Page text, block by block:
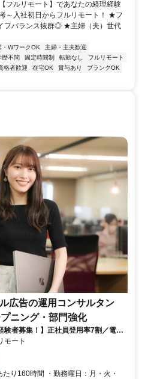
フルリモート】であなたの経理経験
～入社初日からフルリモート！ ★フ
フバランス抜群◎ ★主婦（夫）世代
・WワークOK
主婦・主夫歓迎
歴不問 固定時間制 転勤なし
フルリモート
格者歓迎 在宅OK 賞与あり
ブランクOK
広告の運用コンサルタン
ニング・部門強化
験者募集！】正社員登用率7割／電通
日祝休み／残業月平均4時間19分
モート
り160時間 ・勤務曜日：月・火・